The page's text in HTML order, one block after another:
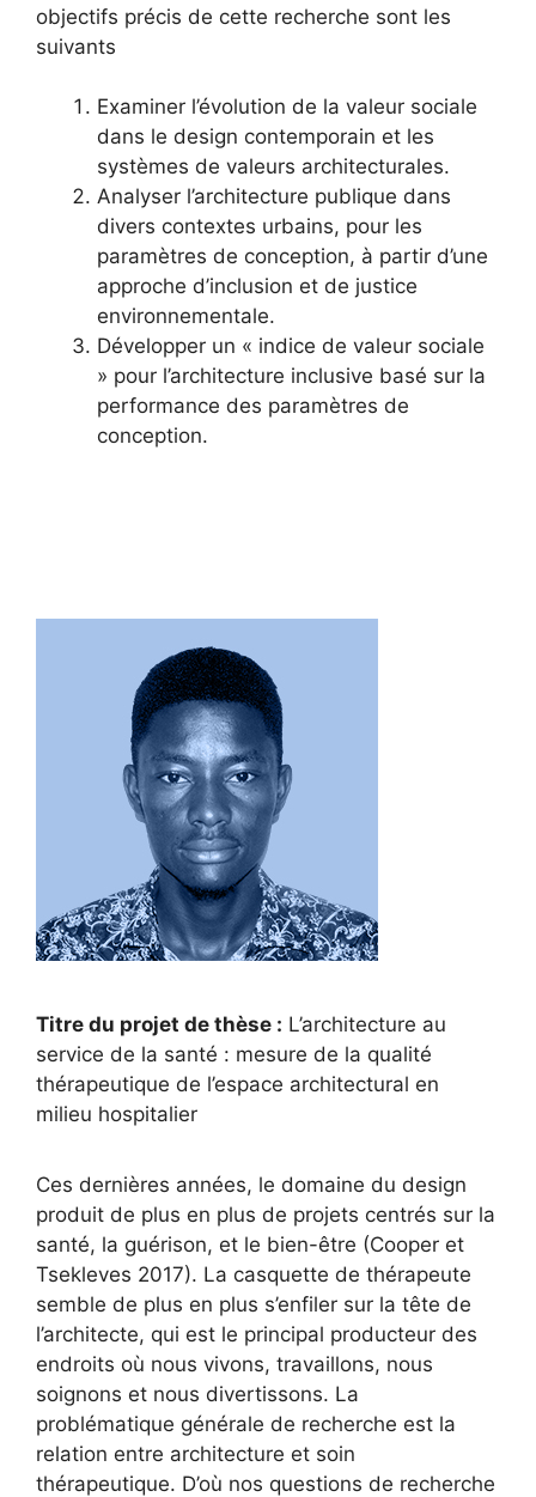
objectifs précis de cette recherche sont les
suivants
Examiner l’évolution de la valeur sociale
dans le design contemporain et les
systèmes de valeurs architecturales.
Analyser l’architecture publique dans
divers contextes urbains, pour les
paramètres de conception, à partir d’une
approche d’inclusion et de justice
environnementale.
Développer un « indice de valeur sociale
» pour l’architecture inclusive basé sur la
performance des paramètres de
conception.
Titre du projet de thèse : L’architecture au
service de la santé : mesure de la qualité
thérapeutique de l’espace architectural en
milieu hospitalier
Ces dernières années, le domaine du design
produit de plus en plus de projets centrés sur la
santé, la guérison, et le bien-être (Cooper et
Tsekleves 2017). La casquette de thérapeute
semble de plus en plus s’enfiler sur la tête de
l’architecte, qui est le principal producteur des
endroits où nous vivons, travaillons, nous
soignons et nous divertissons. La
problématique générale de recherche est la
relation entre architecture et soin
thérapeutique. D’où nos questions de recherche